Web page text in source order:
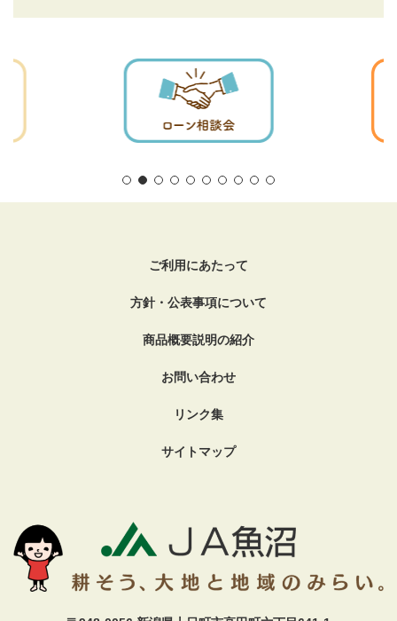
ご利用にあたって
方針・公表事項について
商品概要説明の紹介
お問い合わせ
リンク集
サイトマップ